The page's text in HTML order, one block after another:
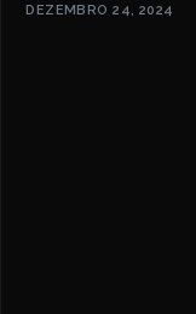
DEZEMBRO 24, 2024